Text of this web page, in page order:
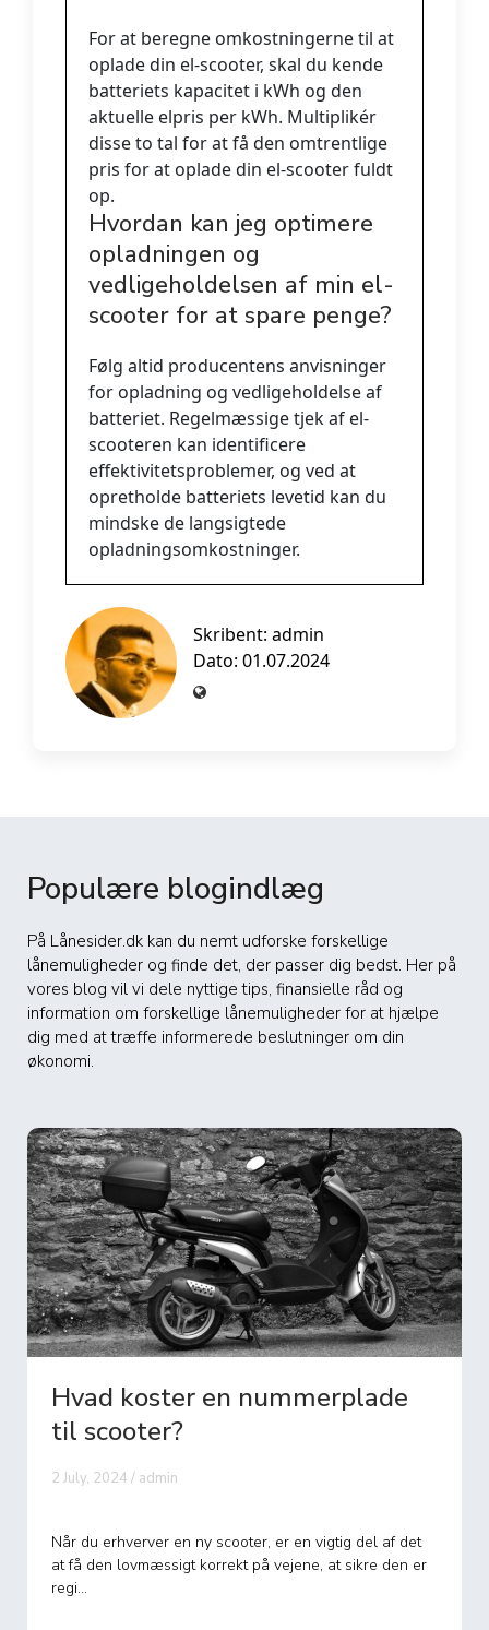
For at beregne omkostningerne til at
oplade din el-scooter, skal du kende
batteriets kapacitet i kWh og den
aktuelle elpris per kWh. Multiplikér
disse to tal for at få den omtrentlige
pris for at oplade din el-scooter fuldt
op.
Hvordan kan jeg optimere
opladningen og
vedligeholdelsen af min el-
scooter for at spare penge?
Følg altid producentens anvisninger
for opladning og vedligeholdelse af
batteriet. Regelmæssige tjek af el-
scooteren kan identificere
effektivitetsproblemer, og ved at
opretholde batteriets levetid kan du
mindske de langsigtede
opladningsomkostninger.
Skribent: admin
Dato: 01.07.2024
Populære blogindlæg
På Lånesider.dk kan du nemt udforske forskellige
lånemuligheder og finde det, der passer dig bedst. Her på
vores blog vil vi dele nyttige tips, finansielle råd og
information om forskellige lånemuligheder for at hjælpe
dig med at træffe informerede beslutninger om din
økonomi.
Hvad koster en nummerplade
til scooter?
2 July, 2024 / admin
Når du erhverver en ny scooter, er en vigtig del af det
at få den lovmæssigt korrekt på vejene, at sikre den er
regi...